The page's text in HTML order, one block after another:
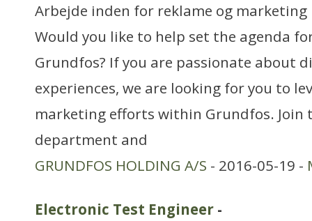
Arbejde inden for reklame og marketing
Would you like to help set the agenda
Grundfos? If you are passionate about
experiences, we are looking for you to
marketing efforts within Grundfos. Join
department and
GRUNDFOS HOLDING A/S - 2016-05-19 -
Electronic Test Engineer -